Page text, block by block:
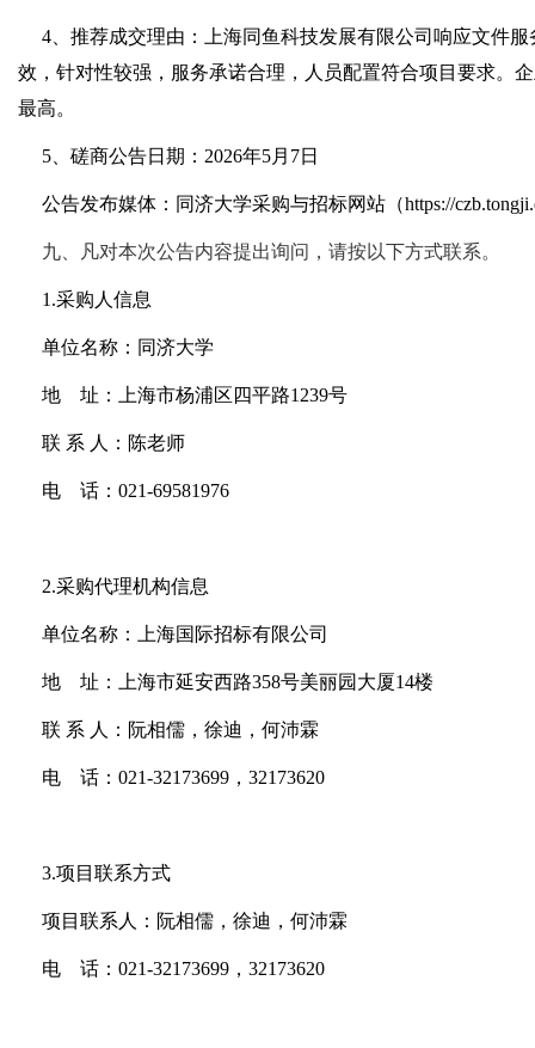
4 、推荐成交理由：上海同鱼科技发展有限公司响应文件
效，针对性较强，服务承诺合理，人员配置符合项目要求。
最高。
5 、磋商公告日期：2026年5月7日
公告发布媒体：同济大学采购与招标网站（https://
九、凡对本次公告内容提出询问，请按以下方式联系。
1.采购人信息
单位名称：同济大学
地 址：上海市杨浦区四平路1239号
联 系 人：陈老师
电 话：021-69581976
2.采购代理机构信息
单位名称：上海国际招标有限公司
地 址：上海市延安西路358号美丽园大厦14楼
联 系 人：阮相儒，徐迪，何沛霖
电 话：021-32173699，32173620
3.项目联系方式
项目联系人： 阮相儒，徐迪，何沛霖
电 话： 021-32173699，32173620